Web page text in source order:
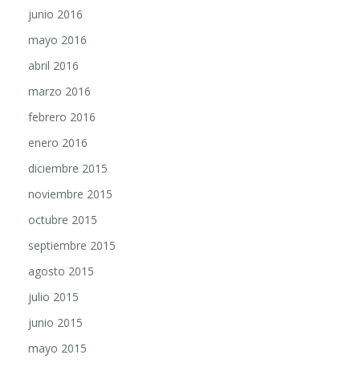
mayo 2016
abril 2016
marzo 2016
febrero 2016
enero 2016
diciembre 2015
noviembre 2015
octubre 2015
septiembre 2015
agosto 2015
julio 2015
junio 2015
mayo 2015
abril 2015